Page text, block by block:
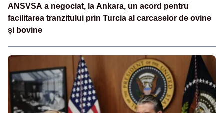
ANSVSA a negociat, la Ankara, un acord pentru
facilitarea tranzitului prin Turcia al carcaselor de ovine
și bovine